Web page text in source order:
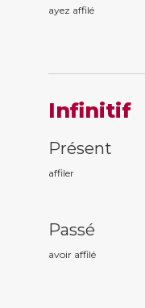
ayez affilé
Infinitif
Présent
affiler
Passé
avoir affilé